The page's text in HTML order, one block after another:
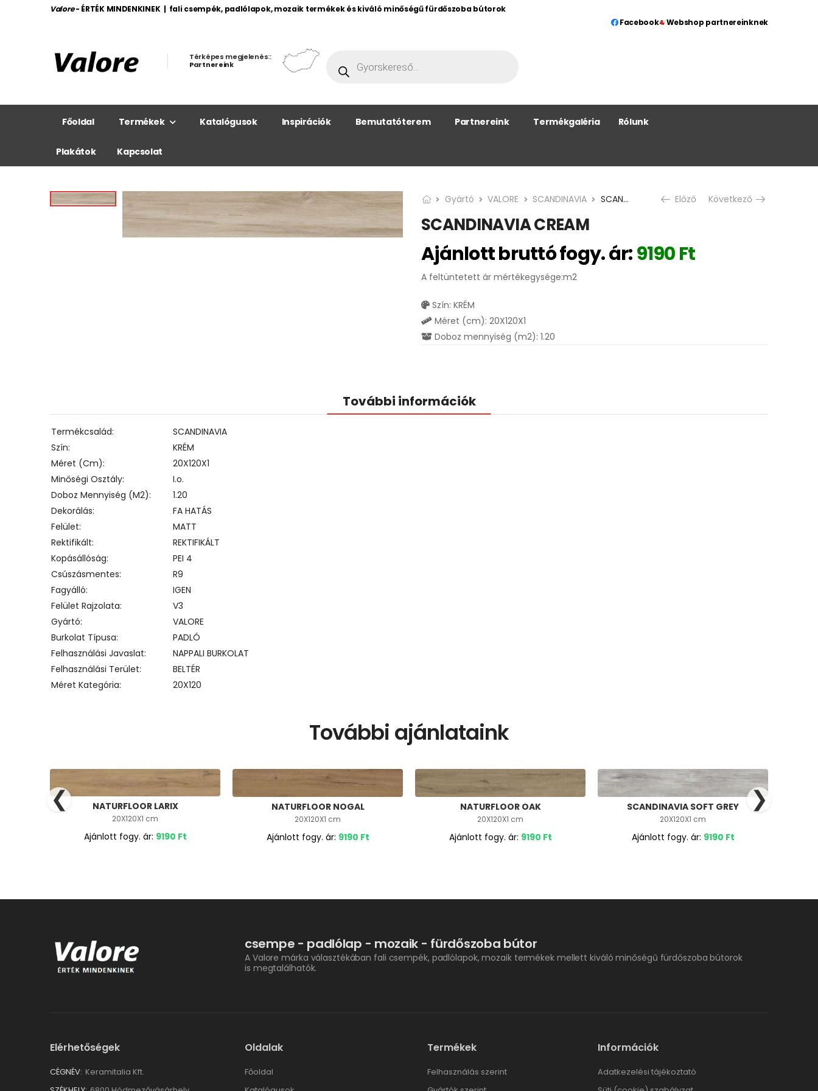
Valore - ÉRTÉK MINDENKINEK | fali csempék, padlólapok, mozaik termékek és kiváló minőségű fürdőszoba bútorok
Facebook
Webshop partnereinknek
Térképes megjelenés::
Partnereink
Főoldal Termékek Katalógusok Inspirációk Bemutatóterem Partnereink Termékgaléria Rólunk
Plakátok Kapcsolat
Gyártó VALORE SCANDINAVIA SCANDINAVIA CREAM Előző Következő
SCANDINAVIA CREAM
Ajánlott bruttó fogy. ár:9190Ft
A feltüntetett ár mértékegysége:m2
Szín: KRÉM
Méret (cm): 20X120X1
Doboz mennyiség (m2): 1.20
További információk
Termékcsalád
SCANDINAVIA
Szín
KRÉM
Méret (cm)
20X120X1
Minőségi Osztály
I.o.
Doboz Mennyiség (m2)
1.20
Dekorálás
FA HATÁS
Felület
MATT
Rektifikált
REKTIFIKÁLT
Kopásállóság
PEI 4
Csúszásmentes
R9
Fagyálló
IGEN
Felület Rajzolata
V3
Gyártó
VALORE
Burkolat Típusa
PADLÓ
Felhasználási Javaslat
NAPPALI BURKOLAT
Felhasználási Terület
BELTÉR
Méret Kategória
20X120
További ajánlataink
NATURFLOOR LARIX
20X120X1 cm
Ajánlott fogy. ár: 9190 Ft
NATURFLOOR NOGAL
20X120X1 cm
Ajánlott fogy. ár: 9190 Ft
NATURFLOOR OAK
20X120X1 cm
Ajánlott fogy. ár: 9190 Ft
SCANDINAVIA SOFT GREY
20X120X1 cm
Ajánlott fogy. ár: 9190 Ft
❮ ❯
csempe - padlólap - mozaik - fürdőszoba bútor
A Valore márka választékában fali csempék, padlólapok, mozaik termékek mellett kiváló minőségű fürdőszoba bútorok
is megtalálhatók.
Elérhetőségek
CÉGNÉV: Keramitalia Kft.
Oldalak
Főoldal
Termékek
Felhasználás szerint
Információk
Adatkezelési tájékoztató